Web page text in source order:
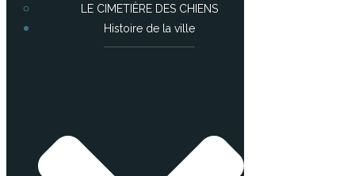
LE CIMETIÈRE DES CHIENS
Histoire de la ville